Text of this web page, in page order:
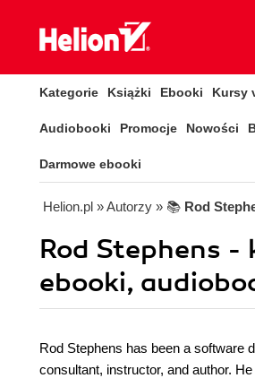
Kategorie Książki Ebooki Kursy
Audiobooki Promocje Nowości
Darmowe ebooki
Helion.pl » Autorzy » 📚 Rod
Rod Stephens -
ebooki,
Rod Stephens has been a software
consultant, instructor, and author.